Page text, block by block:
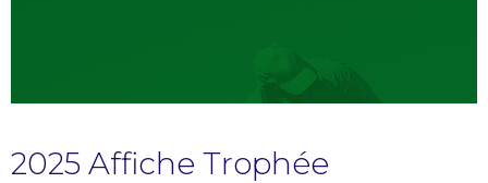
2025 Affiche Trophée